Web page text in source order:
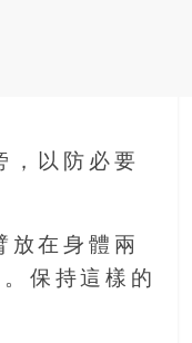
，以防必要
放在身體兩
保持這樣的